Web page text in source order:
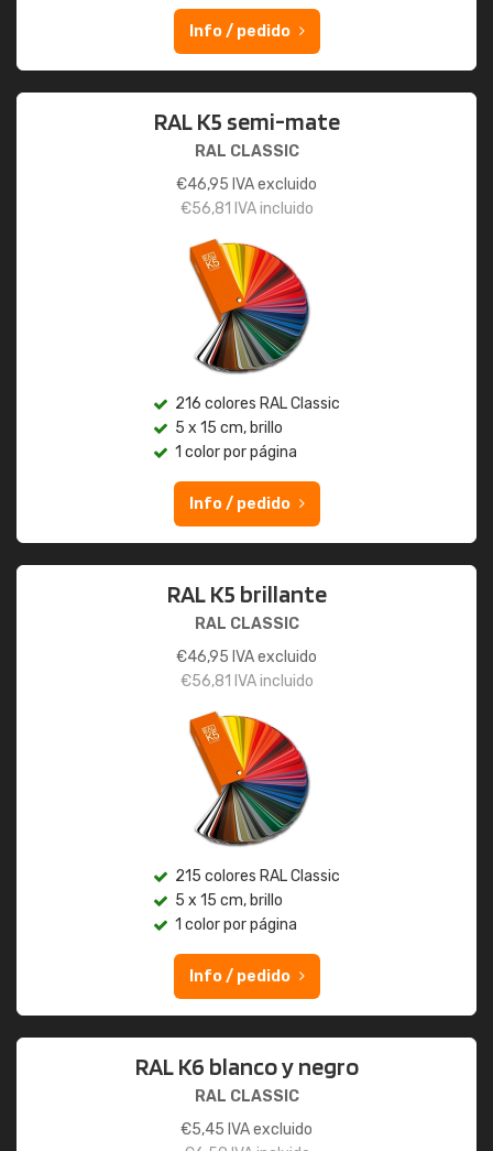
Info / pedido
RAL K5 semi-mate
RAL CLASSIC
€46,95 IVA excluido
€56,81 IVA incluido
216 colores RAL Classic
5 x 15 cm, brillo
1 color por página
Info / pedido
RAL K5 brillante
RAL CLASSIC
€46,95 IVA excluido
€56,81 IVA incluido
215 colores RAL Classic
5 x 15 cm, brillo
1 color por página
Info / pedido
RAL K6 blanco y negro
RAL CLASSIC
€5,45 IVA excluido